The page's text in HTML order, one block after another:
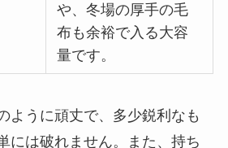
や、冬場の厚手の毛
布も余裕で入る大容
量です。
ように頑丈で、多少鋭利なも
には破れません。また、持ち